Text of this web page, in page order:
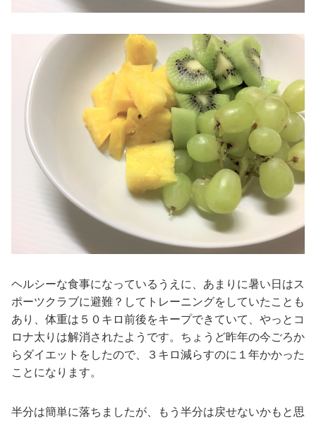
ヘルシーな食事になっているうえに、あまりに暑い日はス
ポーツクラブに避難？してトレーニングをしていたことも
あり、体重は５０キロ前後をキープできていて、やっとコ
ロナ太りは解消されたようです。ちょうど昨年の今ごろか
らダイエットをしたので、３キロ減らすのに１年かかった
ことになります。
半分は簡単に落ちましたが、もう半分は戻せないかもと思